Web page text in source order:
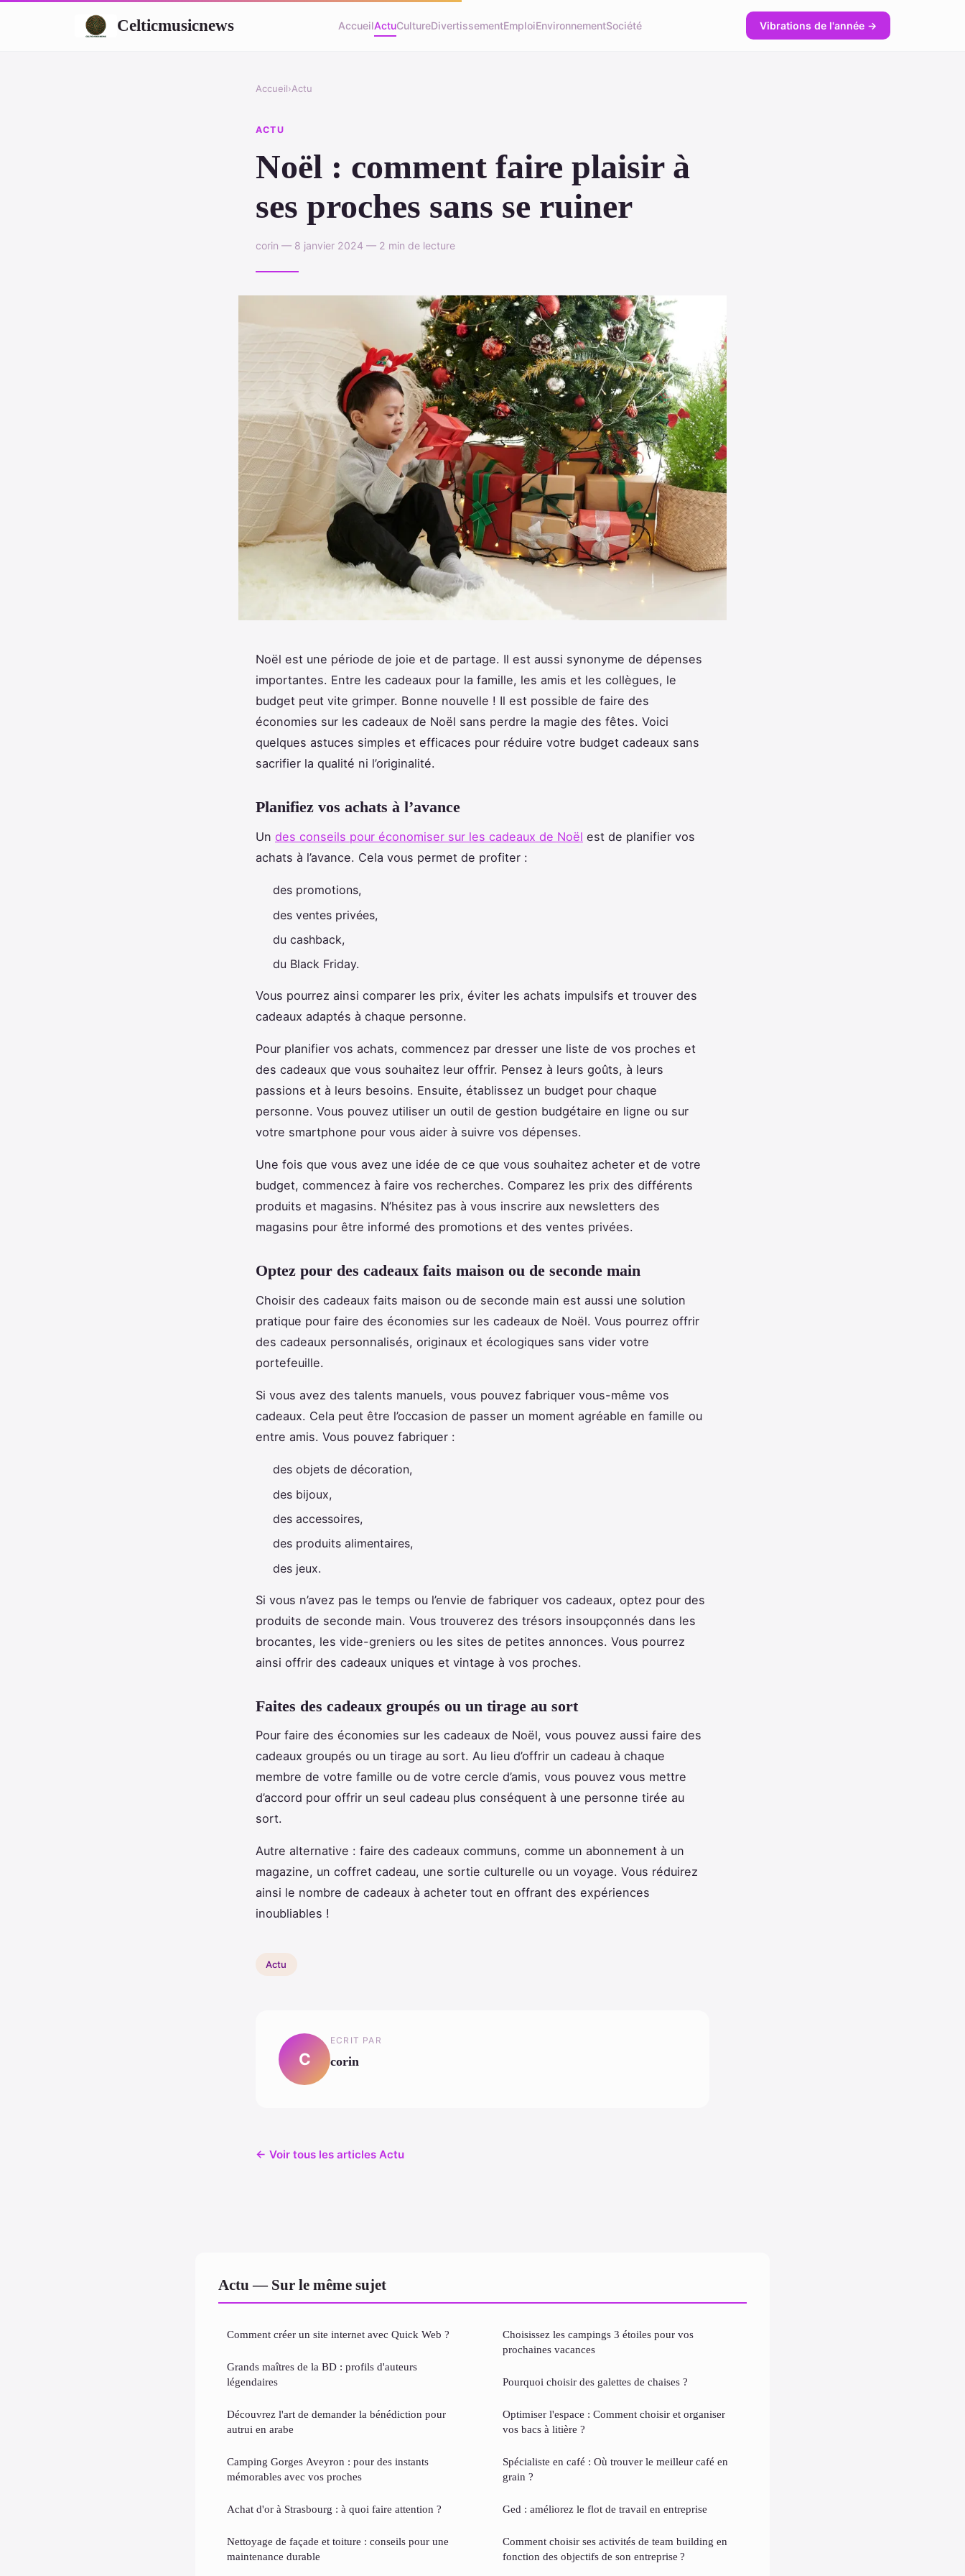
Celticmusicnews AccueilActuCultureDivertissementEmploiEnvironnementSociété Vibrations de l'année →
Accueil›Actu
ACTU
Noël : comment faire plaisir à
ses proches sans se ruiner
corin — 8 janvier 2024 — 2 min de lecture
Noël est une période de joie et de partage. Il est aussi synonyme de dépenses
importantes. Entre les cadeaux pour la famille, les amis et les collègues, le
budget peut vite grimper. Bonne nouvelle ! Il est possible de faire des
économies sur les cadeaux de Noël sans perdre la magie des fêtes. Voici
quelques astuces simples et efficaces pour réduire votre budget cadeaux sans
sacrifier la qualité ni l’originalité.
Planifiez vos achats à l’avance
Un des conseils pour économiser sur les cadeaux de Noël est de planifier vos
achats à l’avance. Cela vous permet de profiter :
des promotions,
des ventes privées,
du cashback,
du Black Friday.
Vous pourrez ainsi comparer les prix, éviter les achats impulsifs et trouver des
cadeaux adaptés à chaque personne.
Pour planifier vos achats, commencez par dresser une liste de vos proches et
des cadeaux que vous souhaitez leur offrir. Pensez à leurs goûts, à leurs
passions et à leurs besoins. Ensuite, établissez un budget pour chaque
personne. Vous pouvez utiliser un outil de gestion budgétaire en ligne ou sur
votre smartphone pour vous aider à suivre vos dépenses.
Une fois que vous avez une idée de ce que vous souhaitez acheter et de votre
budget, commencez à faire vos recherches. Comparez les prix des différents
produits et magasins. N’hésitez pas à vous inscrire aux newsletters des
magasins pour être informé des promotions et des ventes privées.
Optez pour des cadeaux faits maison ou de seconde main
Choisir des cadeaux faits maison ou de seconde main est aussi une solution
pratique pour faire des économies sur les cadeaux de Noël. Vous pourrez offrir
des cadeaux personnalisés, originaux et écologiques sans vider votre
portefeuille.
Si vous avez des talents manuels, vous pouvez fabriquer vous-même vos
cadeaux. Cela peut être l’occasion de passer un moment agréable en famille ou
entre amis. Vous pouvez fabriquer :
des objets de décoration,
des bijoux,
des accessoires,
des produits alimentaires,
des jeux.
Si vous n’avez pas le temps ou l’envie de fabriquer vos cadeaux, optez pour des
produits de seconde main. Vous trouverez des trésors insoupçonnés dans les
brocantes, les vide-greniers ou les sites de petites annonces. Vous pourrez
ainsi offrir des cadeaux uniques et vintage à vos proches.
Faites des cadeaux groupés ou un tirage au sort
Pour faire des économies sur les cadeaux de Noël, vous pouvez aussi faire des
cadeaux groupés ou un tirage au sort. Au lieu d’offrir un cadeau à chaque
membre de votre famille ou de votre cercle d’amis, vous pouvez vous mettre
d’accord pour offrir un seul cadeau plus conséquent à une personne tirée au
sort.
Autre alternative : faire des cadeaux communs, comme un abonnement à un
magazine, un coffret cadeau, une sortie culturelle ou un voyage. Vous réduirez
ainsi le nombre de cadeaux à acheter tout en offrant des expériences
inoubliables !
Actu
C
ECRIT PAR
corin
← Voir tous les articles Actu
Actu — Sur le même sujet
Comment créer un site internet avec Quick Web ?
Grands maîtres de la BD : profils d'auteurs
légendaires
Découvrez l'art de demander la bénédiction pour
autrui en arabe
Camping Gorges Aveyron : pour des instants
mémorables avec vos proches
Achat d'or à Strasbourg : à quoi faire attention ?
Nettoyage de façade et toiture : conseils pour une
maintenance durable
Choisissez les campings 3 étoiles pour vos
prochaines vacances
Pourquoi choisir des galettes de chaises ?
Optimiser l'espace : Comment choisir et organiser
vos bacs à litière ?
Spécialiste en café : Où trouver le meilleur café en
grain ?
Ged : améliorez le flot de travail en entreprise
Comment choisir ses activités de team building en
fonction des objectifs de son entreprise ?